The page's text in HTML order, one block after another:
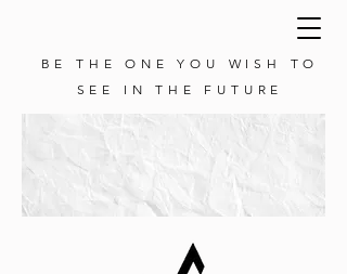
BE THE ONE YOU WISH TO
SEE IN THE FUTURE